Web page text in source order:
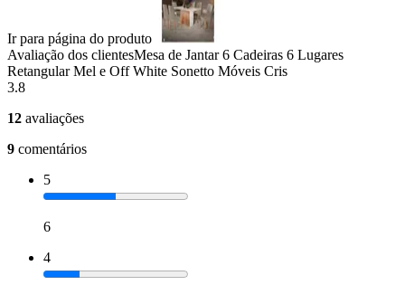
Ir para página do produto
Avaliação dos clientesMesa de Jantar 6 Cadeiras 6 Lugares
Retangular Mel e Off White Sonetto Móveis Cris
3.8
12 avaliações
9 comentários
5
6
4